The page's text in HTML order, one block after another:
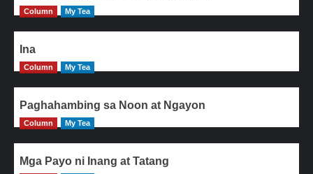
Column My Tea
Ina
Column My Tea
Paghahambing sa Noon at Ngayon
Column My Tea
Mga Payo ni Inang at Tatang